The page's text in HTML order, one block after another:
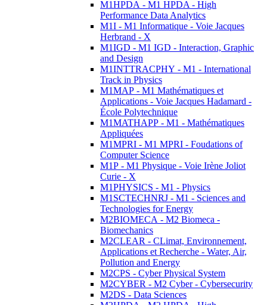
M1HPDA - M1 HPDA - High
Performance Data Analytics
M1I - M1 Informatique - Voie Jacques
Herbrand - X
M1IGD - M1 IGD - Interaction, Graphic
and Design
M1INTTRACPHY - M1 - International
Track in Physics
M1MAP - M1 Mathématiques et
Applications - Voie Jacques Hadamard -
École Polytechnique
M1MATHAPP - M1 - Mathématiques
Appliquées
M1MPRI - M1 MPRI - Foudations of
Computer Science
M1P - M1 Physique - Voie Irène Joliot
Curie - X
M1PHYSICS - M1 - Physics
M1SCTECHNRJ - M1 - Sciences and
Technologies for Energy
M2BIOMECA - M2 Biomeca -
Biomechanics
M2CLEAR - CLimat, Environnement,
Applications et Recherche - Water, Air,
Pollution and Energy
M2CPS - Cyber Physical System
M2CYBER - M2 Cyber - Cybersecurity
M2DS - Data Sciences